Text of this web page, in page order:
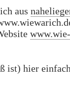
aus
ist) hier